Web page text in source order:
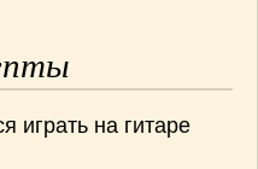
играть на гитаре